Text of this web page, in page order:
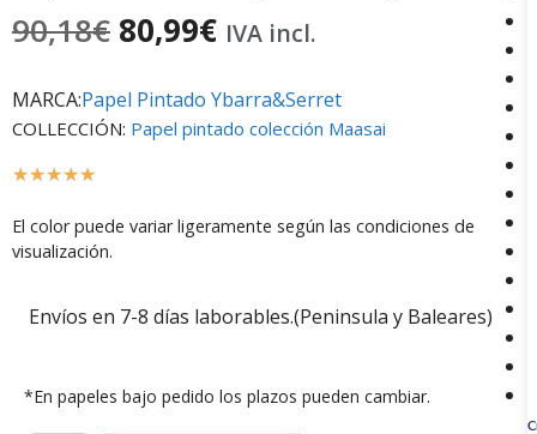
90,18€ 80,99€ IVA incl.
MARCA:Papel Pintado Ybarra&Serret
COLLECCIÓN: Papel pintado colección Maasai
☆☆☆☆☆
El color puede variar ligeramente según las condiciones de
visualización.
Envíos en 7-8 días laborables.(Peninsula y Baleares)
*En papeles bajo pedido los plazos pueden cambiar.